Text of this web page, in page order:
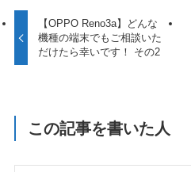
【OPPO Reno3a】どんな
機種の端末でもご相談いた
だけたら幸いです！ その2
この記事を書いた人